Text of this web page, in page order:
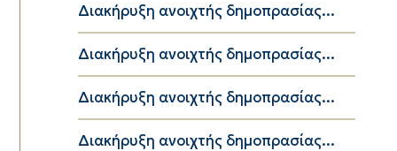
Διακήρυξη ανοιχτής δημοπρασίας...
Διακήρυξη ανοιχτής δημοπρασίας...
Διακήρυξη ανοιχτής δημοπρασίας...
Διακήρυξη ανοιχτής δημοπρασίας...